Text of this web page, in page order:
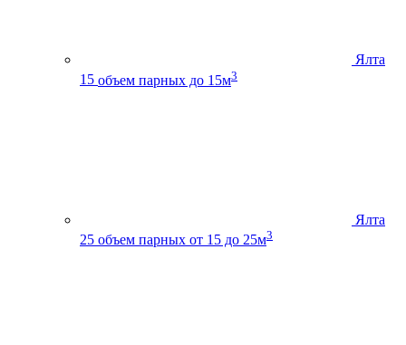
Ялта
15 объем парных до 15м3
Ялта
25 объем парных от 15 до 25м3